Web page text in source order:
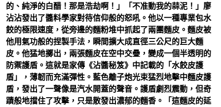
的、純淨的白醋！那是浩劫啊！」「不准動我的蒜泥！」廖
沾沾發出了醬料學家對待信仰般的怒吼。他以一種專業包水
餃的極限速度，從旁邊的麵粉堆中抓起了兩團麵皮。麵皮被
他用氣功般的捏製手法，瞬間擴大成直徑三公尺的巨大麵
皮。他猛地擲出，兩張麵皮在空中交疊，變成一個半透明的
防禦護盾。這就是家傳《沾醬秘笈》中記載的「水餃皮護
盾」，薄韌而充滿彈性。藍色離子炮光束猛烈地擊中麵皮護
盾，發出了一聲像是汽水開蓋的聲音。護盾劇烈震動，但奇
蹟般地擋住了攻擊，只是散發出濃郁的麵香。「這麵皮的延